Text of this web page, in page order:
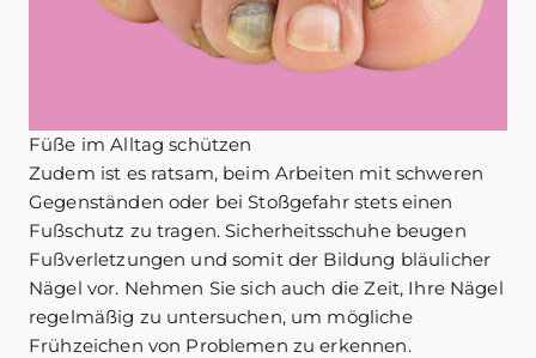
Füße im Alltag schützen
Zudem ist es ratsam, beim Arbeiten mit schweren
Gegenständen oder bei Stoßgefahr stets einen
Fußschutz zu tragen. Sicherheitsschuhe beugen
Fußverletzungen und somit der Bildung bläulicher
Nägel vor. Nehmen Sie sich auch die Zeit, Ihre Nägel
regelmäßig zu untersuchen, um mögliche
Frühzeichen von Problemen zu erkennen.